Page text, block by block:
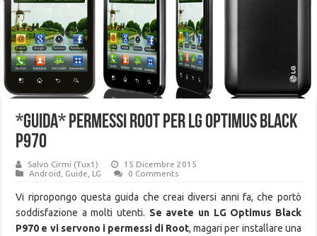
*GUIDA* Permessi Root per LG Optimus Black
P970
Salvo Cirmi (Tux1)
15 Dicembre 2015
Android
Guide LG 0 Comments
Vi ripropongo questa guida che creai diversi anni fa, che portò
soddisfazione a molti utenti. Se avete un LG Optimus Black
P970 e vi servono i permessi di Root, magari per installare una